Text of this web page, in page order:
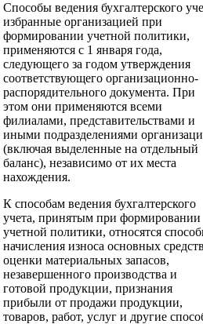
Способы ведения бухгалтерского
избранные организацией при
формировании учетной политики,
применяются с 1 января года,
следующего за годом утверждения
соответствующего организационно-
распорядительного документа. При
этом они применяются всеми
филиалами, представительствами и
иными подразделениями
(включая выделенные на отдельный
баланс), независимо от их места
нахождения.
К способам ведения бухгалтерского
учета, принятым при формировании
учетной политики, относятся
начисления износа основных
оценки материальных запасов,
незавершенного производства и
готовой продукции, признания
прибыли от продажи продукции,
товаров, работ, услуг и другие